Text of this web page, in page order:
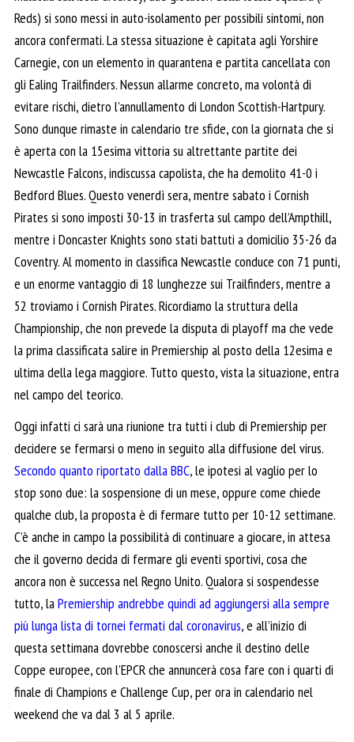
Reds) si sono messi in auto-isolamento per possibili sintomi, non
ancora confermati. La stessa situazione è capitata agli Yorshire
Carnegie, con un elemento in quarantena e partita cancellata con
gli Ealing Trailfinders. Nessun allarme concreto, ma volontà di
evitare rischi, dietro l’annullamento di London Scottish-Hartpury.
Sono dunque rimaste in calendario tre sfide, con la giornata che si
è aperta con la 15esima vittoria su altrettante partite dei
Newcastle Falcons, indiscussa capolista, che ha demolito 41-0 i
Bedford Blues. Questo venerdì sera, mentre sabato i Cornish
Pirates si sono imposti 30-13 in trasferta sul campo dell’Ampthill,
mentre i Doncaster Knights sono stati battuti a domicilio 35-26 da
Coventry. Al momento in classifica Newcastle conduce con 71 punti,
e un enorme vantaggio di 18 lunghezze sui Trailfinders, mentre a
52 troviamo i Cornish Pirates. Ricordiamo la struttura della
Championship, che non prevede la disputa di playoff ma che vede
la prima classificata salire in Premiership al posto della 12esima e
ultima della lega maggiore. Tutto questo, vista la situazione, entra
nel campo del teorico.
Oggi infatti ci sarà una riunione tra tutti i club di Premiership per
decidere se fermarsi o meno in seguito alla diffusione del virus.
Secondo quanto riportato dalla BBC, le ipotesi al vaglio per lo
stop sono due: la sospensione di un mese, oppure come chiede
qualche club, la proposta è di fermare tutto per 10-12 settimane.
C’è anche in campo la possibilità di continuare a giocare, in attesa
che il governo decida di fermare gli eventi sportivi, cosa che
ancora non è successa nel Regno Unito. Qualora si sospendesse
tutto, laPremiership andrebbe quindi ad aggiungersi alla sempre
più lunga lista di tornei fermati dal coronavirus, e all’inizio di
questa settimana dovrebbe conoscersi anche il destino delle
Coppe europee, con l’EPCR che annuncerà cosa fare con i quarti di
finale di Champions e Challenge Cup, per ora in calendario nel
weekend che va dal 3 al 5 aprile.